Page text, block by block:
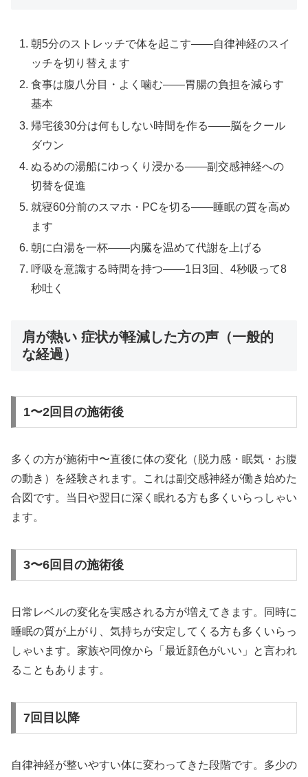
朝5分のストレッチで体を起こす——自律神経のスイ
ッチを切り替えます
食事は腹八分目・よく噛む——胃腸の負担を減らす
基本
帰宅後30分は何もしない時間を作る——脳をクール
ダウン
ぬるめの湯船にゆっくり浸かる——副交感神経への
切替を促進
就寝60分前のスマホ・PCを切る——睡眠の質を高め
ます
朝に白湯を一杯——内臓を温めて代謝を上げる
呼吸を意識する時間を持つ——1日3回、4秒吸って8
秒吐く
肩が熱い 症状が軽減した方の声（一般的
な経過）
1〜2回目の施術後
多くの方が施術中〜直後に体の変化（脱力感・眠気・お腹
の動き）を経験されます。これは副交感神経が働き始めた
合図です。当日や翌日に深く眠れる方も多くいらっしゃい
ます。
3〜6回目の施術後
日常レベルの変化を実感される方が増えてきます。同時に
睡眠の質が上がり、気持ちが安定してくる方も多くいらっ
しゃいます。家族や同僚から「最近顔色がいい」と言われ
ることもあります。
7回目以降
自律神経が整いやすい体に変わってきた段階です。多少の